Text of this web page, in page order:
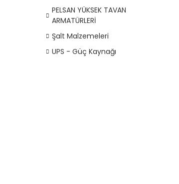
PELSAN YÜKSEK TAVAN
ARMATÜRLERİ
Şalt Malzemeleri
UPS - Güç Kaynağı